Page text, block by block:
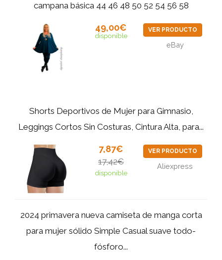
campana básica 44 46 48 50 52 54 56 58
49,00€
disponible
VER PRODUCTO
eBay
Shorts Deportivos de Mujer para Gimnasio,
Leggings Cortos Sin Costuras, Cintura Alta, para...
7,87€
17,42€
disponible
VER PRODUCTO
Aliexpress
2024 primavera nueva camiseta de manga corta
para mujer sólido Simple Casual suave todo-
fósforo...